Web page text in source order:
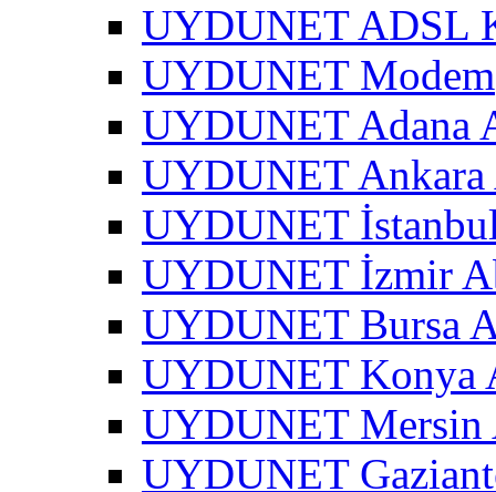
UYDUNET ADSL
UYDUNET Modem
UYDUNET Adana
UYDUNET
UYDUNET
UYDUNET İzmir
UYDUNET Bursa
UYDUNET Konya
UYDUNET Mersin
UYDUNET